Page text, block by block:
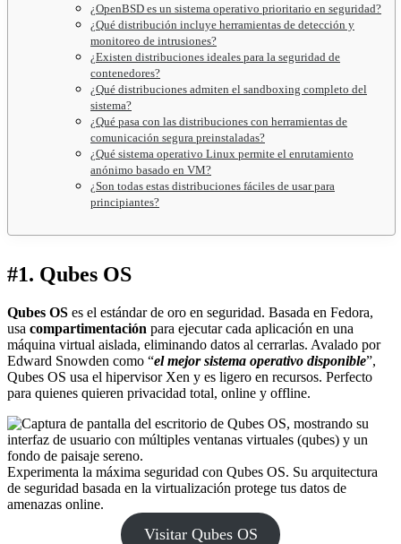
¿OpenBSD es un sistema operativo prioritario en seguridad?
¿Qué distribución incluye herramientas de detección y
monitoreo de intrusiones?
¿Existen distribuciones ideales para la seguridad de
contenedores?
¿Qué distribuciones admiten el sandboxing completo del
sistema?
¿Qué pasa con las distribuciones con herramientas de
comunicación segura preinstaladas?
¿Qué sistema operativo Linux permite el enrutamiento
anónimo basado en VM?
¿Son todas estas distribuciones fáciles de usar para
principiantes?
#1. Qubes OS
Qubes OS es el estándar de oro en seguridad. Basada en Fedora,
usa compartimentación para ejecutar cada aplicación en una
máquina virtual aislada, eliminando datos al cerrarlas. Avalado por
Edward Snowden como “el mejor sistema operativo disponible”,
Qubes OS usa el hipervisor Xen y es ligero en recursos. Perfecto
para quienes quieren privacidad total, online y offline.
Experimenta la máxima seguridad con Qubes OS. Su arquitectura
de seguridad basada en la virtualización protege tus datos de
amenazas online.
Visitar Qubes OS